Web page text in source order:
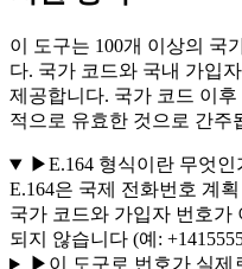
이 도구는 100개 이상의 국
다. 국가 코드와 국내 가입
제공합니다. 국가 코드 이
적으로 유효한 것으로 간주
▶E.164 형식이란 무엇인
E.164은 국제 전화번호 계
국가 코드와 가입자 번호가
되지 않습니다 (예:
▶ 이 도구로 번호가 실제